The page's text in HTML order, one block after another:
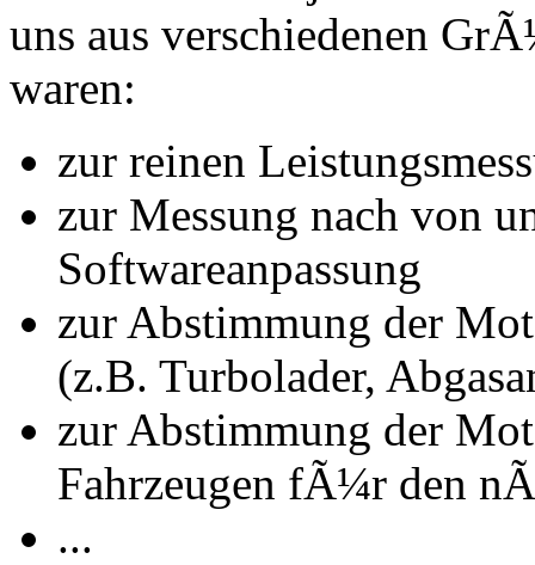
uns aus verschiedenen
waren:
zur reinen
zur Messung nach von
Softwareanpassung
zur Abstimmung der
(z.B. Turbolader,
zur Abstimmung der
Fahrzeugen fÃ¼r den
...